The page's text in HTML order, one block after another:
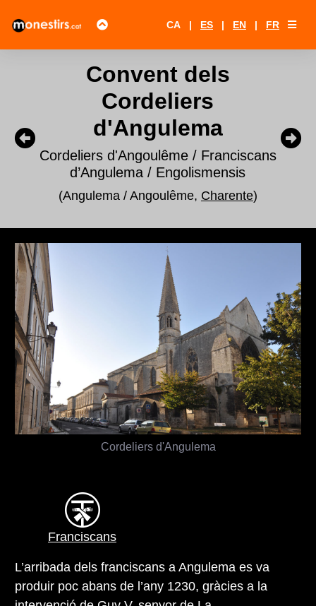
CA | ES | EN | FR
Convent dels
Cordeliers
d'Angulema
Cordeliers d'Angoulême / Franciscans
d’Angulema / Engolismensis
(Angulema / Angoulême, Charente)
Cordeliers d'Angulema
Franciscans
L’arribada dels franciscans a Angulema es va
produir poc abans de l’any 1230, gràcies a la